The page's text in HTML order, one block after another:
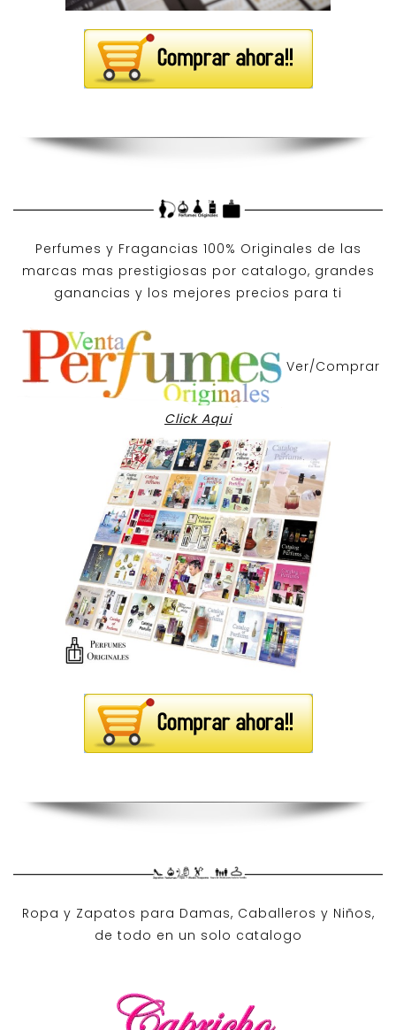
Perfumes y Fragancias 100% Originales de las
marcas mas prestigiosas por catalogo, grandes
ganancias y los mejores precios para ti
Ver/Comprar
Click Aqui
Ropa y Zapatos para Damas, Caballeros y Niños,
de todo en un solo catalogo